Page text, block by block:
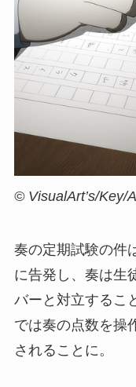
© VisualArt’s/Key/
奏の定期試験の件
に告発し、奏は生
バーと対立するこ
では奏の点数を操
されることに。